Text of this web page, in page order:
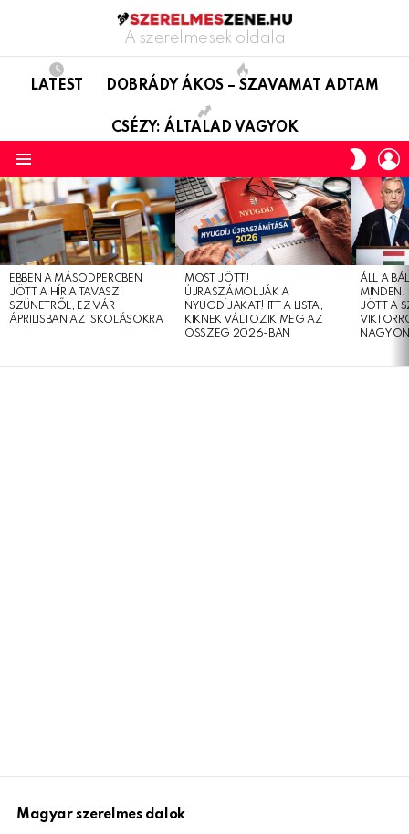
A szerelmesek oldala
LATEST DOBRÁDY ÁKOS – SZAVAMAT ADTAM
CSÉZY: ÁLTALAD VAGYOK
SKIN
LATEST
STORIES
EBBEN A MÁSODPERCBEN
JÖTT A HÍR A TAVASZI
SZÜNETRŐL, EZ VÁR
ÁPRILISBAN AZ ISKOLÁSOKRA
MOST JÖTT!
ÚJRASZÁMOLJÁK A
NYUGDÍJAKAT! ITT A LISTA,
KIKNEK VÁLTOZIK MEG AZ
ÖSSZEG 2026-BAN
ÁLL A
MINDEN!
JÖTT A
Magyar szerelmes dalok